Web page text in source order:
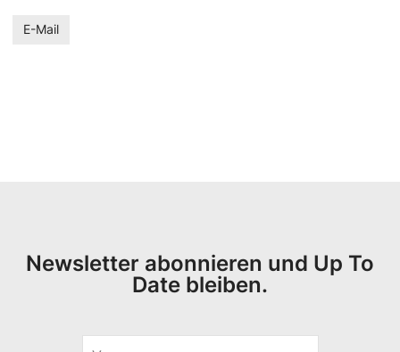
E-Mail
Newsletter abonnieren und Up To
Date bleiben.